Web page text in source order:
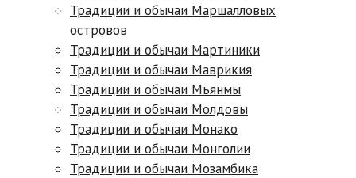
Традиции и обычаи Маршалловых
островов
Традиции и обычаи Мартиники
Традиции и обычаи Маврикия
Традиции и обычаи Мьянмы
Традиции и обычаи Молдовы
Традиции и обычаи Монако
Традиции и обычаи Монголии
Традиции и обычаи Мозамбика